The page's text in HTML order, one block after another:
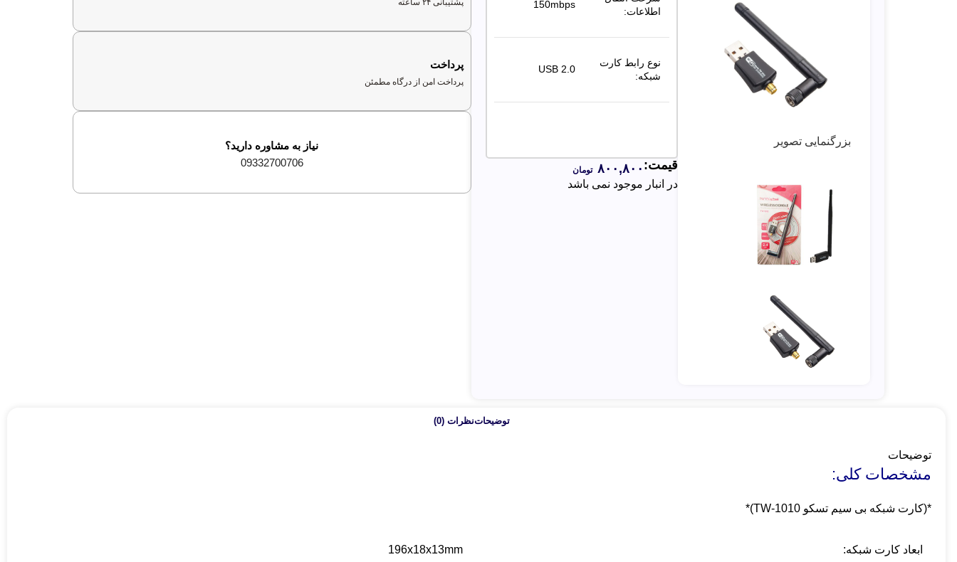
بزرگنمایی تصویر
اطلاعات:
150mbps
نوع رابط کارت
شبکه:
USB 2.0
در انبار موجود نمی باشد
قیمت: ۸۰۰,۸۰۰ تومان
پشتیبانی ۲۴ ساعته
پرداخت
پرداخت امن از درگاه مطمئن
نیاز به مشاوره دارید؟
09332700706
توضیحاتنظرات (0)
توضیحات
مشخصات کلی:
*(کارت شبکه بی سیم تسکو TW-1010)*
ابعاد کارت شبکه: 196x18x13mm